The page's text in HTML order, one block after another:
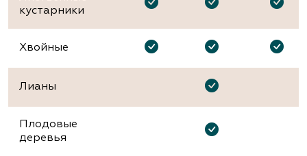
кустарники
Хвойные
Лианы
Плодовые
деревья